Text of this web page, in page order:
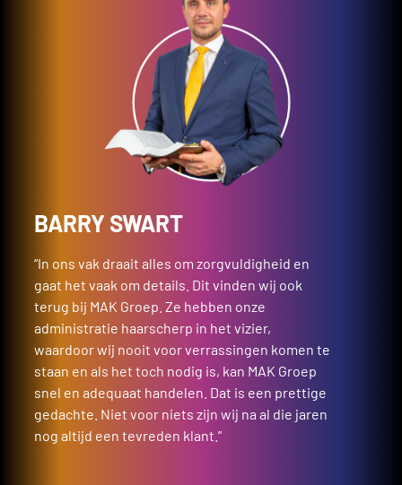
BARRY SWART
“In ons vak draait alles om zorgvuldigheid en
gaat het vaak om details. Dit vinden wij ook
terug bij MAK Groep. Ze hebben onze
administratie haarscherp in het vizier,
waardoor wij nooit voor verrassingen komen te
staan en als het toch nodig is, kan MAK Groep
snel en adequaat handelen. Dat is een prettige
gedachte. Niet voor niets zijn wij na al die jaren
nog altijd een tevreden klant.”